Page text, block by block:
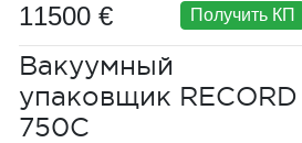
11500 € Получить КП
Вакуумный
упаковщик RECORD
750C